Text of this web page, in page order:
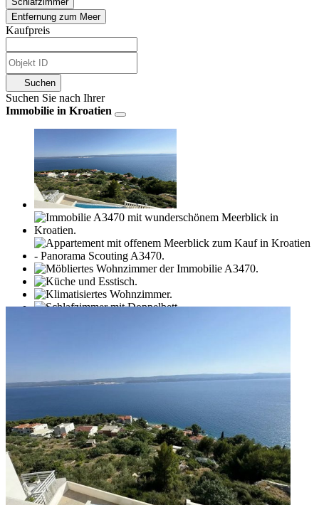
Entfernung zum Meer
Kaufpreis
Suchen
Suchen Sie nach Ihrer
Immobilie in Kroatien